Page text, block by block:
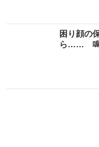
困り顔の
ら…… 鳴